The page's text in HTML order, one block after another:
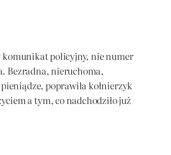
komunikat policyjny, nie numer
Bezradna, nieruchoma,
poprawiła kołnierzyk
a tym, co nadchodziło już